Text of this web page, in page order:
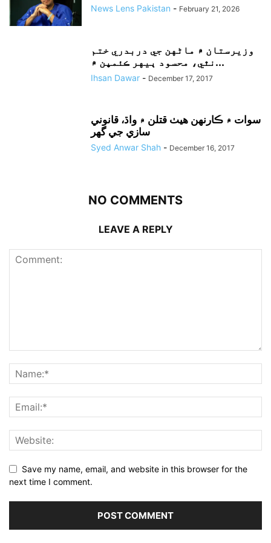
News Lens Pakistan - February 21, 2026
وزيرستان ۾ ماڻهن جي دربدري ختم
نٿي، محسود ٻيهر ڪئمپن ۾...
Ihsan Dawar - December 17, 2017
سوات ۾ ڪارنهن هيٺ قتلن ۾ واڌ، قانوني
سازي جي گهر
Syed Anwar Shah - December 16, 2017
NO COMMENTS
LEAVE A REPLY
Save my name, email, and website in this browser for the
next time I comment.